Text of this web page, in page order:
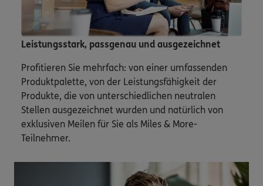
Leistungsstark, passgenau und ausgezeichnet
Profitieren Sie mehrfach: von einer umfassenden
Produktpalette, von der Leistungsfähigkeit der
Produkte, die von unterschiedlichen neutralen
Stellen ausgezeichnet wurden und natürlich von
exklusiven Meilen für Sie als Miles & More-
Teilnehmer.